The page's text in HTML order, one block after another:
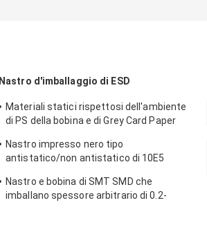
Nastro d'imballaggio di ESD
Materiali statici rispettosi dell'ambiente
di PS della bobina e di Grey Card Paper
Nastro impresso nero tipo
antistatico/non antistatico di 10E5
Nastro e bobina di SMT SMD che
imballano spessore arbitrario di 0.2-